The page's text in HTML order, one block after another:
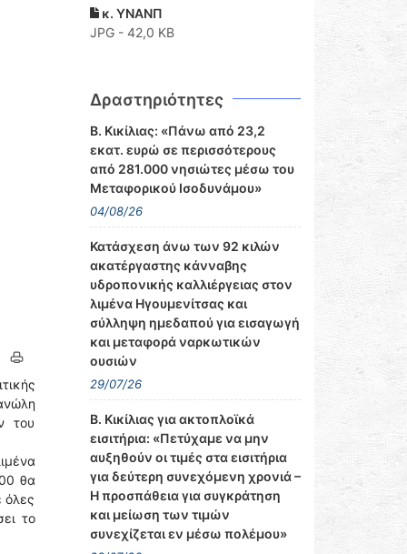
του
θα
όλες
το
κ. ΥΝΑΝΠ
JPG - 42,0 KB
Δραστηριότητες
Β. Κικίλιας: «Πάνω από 23,2
εκατ. ευρώ σε περισσότερους
από 281.000 νησιώτες μέσω του
Μεταφορικού Ισοδυνάμου»
04/08/26
Κατάσχεση άνω των 92 κιλών
ακατέργαστης κάνναβης
υδροπονικής καλλιέργειας στον
λιμένα Ηγουμενίτσας και
σύλληψη ημεδαπού για εισαγωγή
και μεταφορά ναρκωτικών
ουσιών
29/07/26
Β. Κικίλιας για ακτοπλοϊκά
εισιτήρια: «Πετύχαμε να μην
αυξηθούν οι τιμές στα εισιτήρια
για δεύτερη συνεχόμενη χρονιά –
Η προσπάθεια για συγκράτηση
και μείωση των τιμών
συνεχίζεται εν μέσω πολέμου»